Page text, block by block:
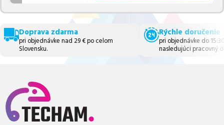
Doprava zdarma
pri objednávke nad 29 € po celom
Slovensku.
Rýchle doručenie
pri objednávke do
nasledujúci pracovný